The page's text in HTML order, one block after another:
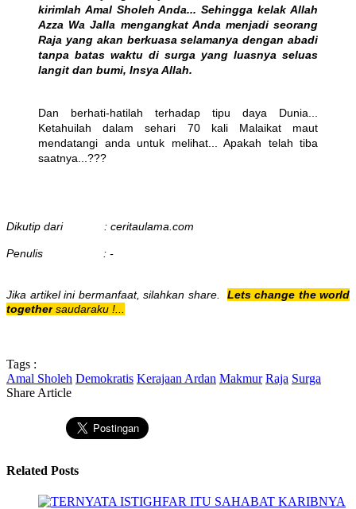
kirimlah Amal Sholeh Anda... Sehingga kelak Allah
Azza Wa Jalla mengangkat Anda menjadi seorang
Raja yang akan berkuasa selamanya dengan abadi
tanpa batas waktu di surga yang luasnya seluas
langit dan bumi, Insya Allah.
Dan berhati-hatilah terhadap tipu daya Dunia...
Ketahuilah dalam sehari 70 kali Malaikat maut
mendatangi anda untuk melihat... Apakah telah tiba
saatnya...???
Dikutip dari : ceritaulama.com
Penulis : -
Jika artikel ini bermanfaat, silahkan share. Lets change the world
together saudaraku !...
Tags :
Amal Sholeh Demokratis Kerajaan Ardan Makmur Raja Surga
Share Article
Related Posts